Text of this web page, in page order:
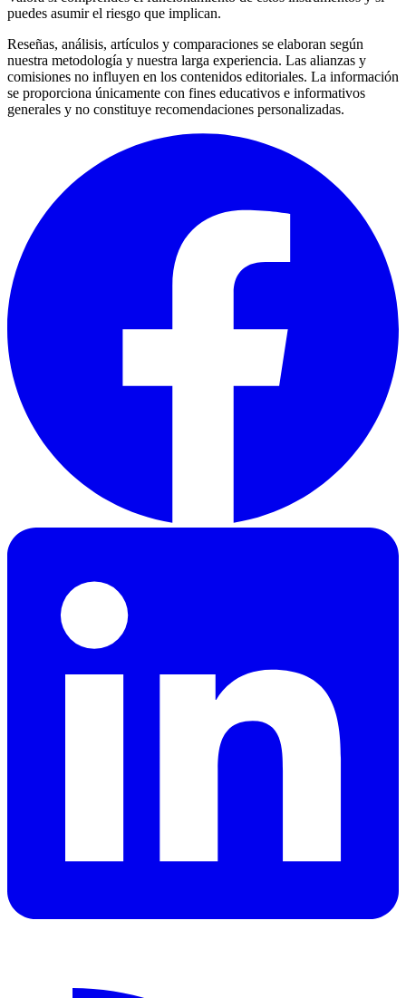
puedes asumir el riesgo que implican.
Reseñas, análisis, artículos y comparaciones se elaboran según
nuestra metodología y nuestra larga experiencia. Las alianzas y
comisiones no influyen en los contenidos editoriales. La información
se proporciona únicamente con fines educativos e informativos
generales y no constituye recomendaciones personalizadas.